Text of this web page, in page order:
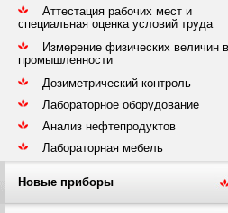
Аттестация рабочих мест и
специальная оценка условий труда
Измерение физических величин в
промышленности
Дозиметрический контроль
Лабораторное оборудование
Анализ нефтепродуктов
Лабораторная мебель
Новые приборы